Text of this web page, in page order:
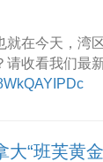
在今天，湾
收看我们最
大“班芙黄